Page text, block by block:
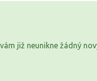
již neunikne žádný